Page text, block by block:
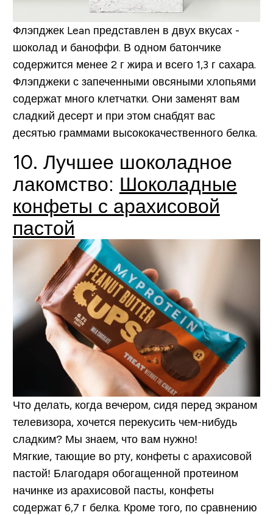
Флэпджек Lean представлен в двух вкусах -
шоколад и баноффи. В одном батончике
содержится менее 2 г жира и всего 1,3 г сахара.
Флэпджеки с запеченными овсяными хлопьями
содержат много клетчатки. Они заменят вам
сладкий десерт и при этом снабдят вас
десятью граммами высококачественного белка.
10. Лучшее шоколадное
лакомство: Шоколадные
конфеты с арахисовой
пастой
Что делать, когда вечером, сидя перед экраном
телевизора, хочется перекусить чем-нибудь
сладким? Мы знаем, что вам нужно!
Мягкие, тающие во рту, конфеты с арахисовой
пастой! Благодаря обогащенной протеином
начинке из арахисовой пасты, конфеты
содержат 6,7 г белка. Кроме того, по сравнению